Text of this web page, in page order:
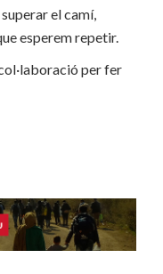
el camí,
esperem repetir.
per fer